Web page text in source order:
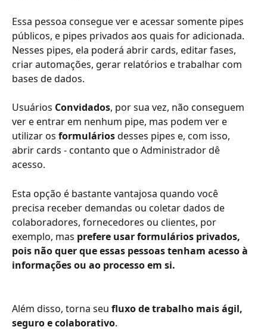
Essa pessoa consegue ver e acessar somente pipes
públicos, e pipes privados aos quais for adicionada.
Nesses pipes, ela poderá abrir cards, editar fases,
criar automações, gerar relatórios e trabalhar com
bases de dados.
Usuários Convidados, por sua vez, não conseguem
ver e entrar em nenhum pipe, mas podem ver e
utilizar os formulários desses pipes e, com isso,
abrir cards - contanto que o Administrador dê
acesso.
Esta opção é bastante vantajosa quando você
precisa receber demandas ou coletar dados de
colaboradores, fornecedores ou clientes, por
exemplo, mas prefere usar formulários privados,
pois não quer que essas pessoas tenham acesso à
informações ou ao processo em si.
Além disso, torna seu fluxo de trabalho mais ágil,
seguro e colaborativo.